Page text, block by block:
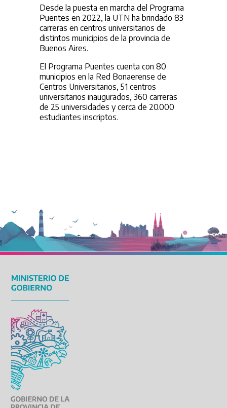
Desde la puesta en marcha del Programa
Puentes en 2022, la UTN ha brindado 83
carreras en centros universitarios de
distintos municipios de la provincia de
Buenos Aires.
El Programa Puentes cuenta con 80
municipios en la Red Bonaerense de
Centros Universitarios, 51 centros
universitarios inaugurados, 360 carreras
de 25 universidades y cerca de 20.000
estudiantes inscriptos.